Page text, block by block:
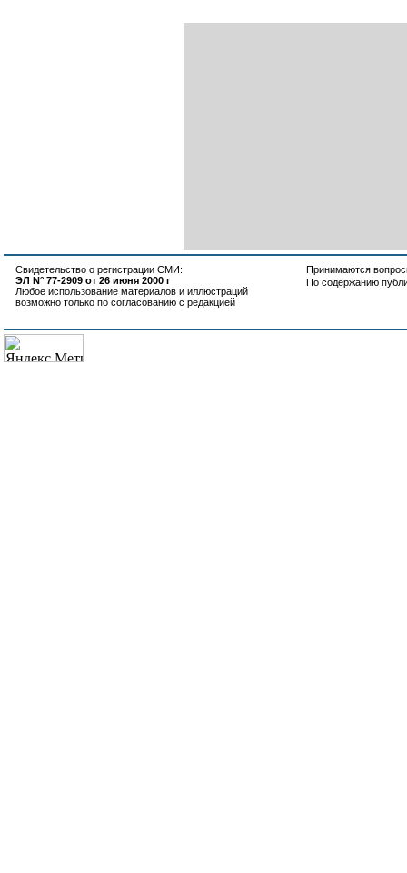
Свидетельство о регистрации СМИ:
ЭЛ N° 77-2909 от 26 июня 2000 г
Любое использование материалов и иллюстраций
возможно только по согласованию с редакцией
Принимаются
По содержанию